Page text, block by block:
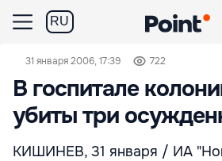
RU
31 января 2006, 17:39 722
В госпитале
убиты три
КИШИНЕВ, 31 января / ИА